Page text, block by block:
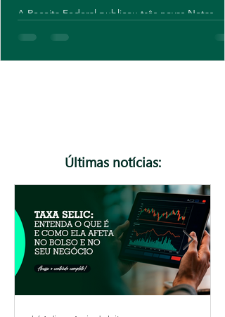
A Receita Federal publicou três novas Notas
validação atualizadas e novos campos para
contribuintes do IBS e da CBS. Embora o ajuste
Últimas notícias: